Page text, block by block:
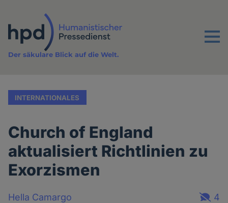
Inhalt
Menu
Der säkulare Blick auf die Welt.
INTERNATIONALES
Church of England
aktualisiert Richtlinien zu
Exorzismen
Hella Camargo
4